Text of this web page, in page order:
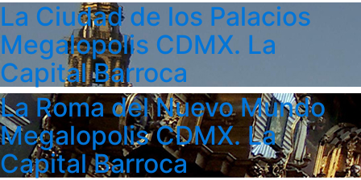
La Ciudad de los Palacios
Megalopolis CDMX. La
Capital Barroca
La Roma del Nuevo Mundo
Megalopolis CDMX. La
Capital Barroca